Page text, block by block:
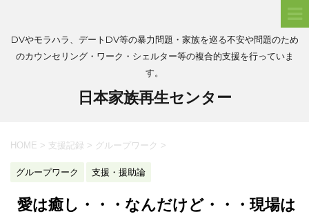
DVやモラハラ、デートDV等の暴力問題・家族を巡る不安や問題のため
のカウンセリング・ワーク・シェルター等の複合的支援を行っていま
す。
日本家族再生センター
HOME > 支援記録 > グループワーク >
グループワーク 支援・援助論
愛は癒し・・・なんだけど・・・現場は